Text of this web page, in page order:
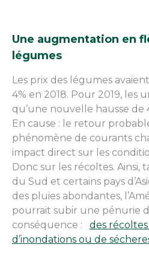
Une augmentation en
légumes
Les prix des légumes
4% en 2018. Pour 2019, les
qu’une nouvelle hausse de
En cause : le retour
phénomène de courants
impact direct sur les
Donc sur les récoltes. Ainsi,
du Sud et certains pays
des pluies abondantes,
pourrait subir une pénurie
conséquence :
des
d’inondations ou de